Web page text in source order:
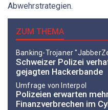
Abwehrstrategien.
ZUM THEMA
Banking-Trojaner
Schweizer Polizei
gejagten Hackerbande
Umfrage von Interpol
Polizeien erwarten
Finanzverbrechen im